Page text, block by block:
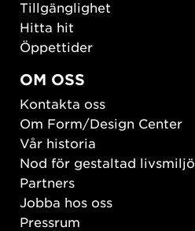
Tillgänglighet
Hitta hit
Öppettider
OM OSS
Kontakta oss
Om Form/Design Center
Vår historia
Nod för gestaltad livsmiljö
Partners
Jobba hos oss
Pressrum